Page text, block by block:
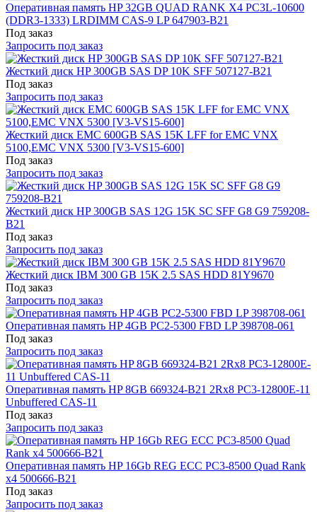
Оперативная память HP 32GB QUAD RANK X4 PC3L-10600
(DDR3-1333) LRDIMM CAS-9 LP 647903-B21
Под заказ
Запросить под заказ
Жесткий диск HP 300GB SAS DP 10K SFF 507127-B21
Под заказ
Запросить под заказ
Жесткий диск EMC 600GB SAS 15K LFF for EMC VNX
5100,EMC VNX 5300 [V3-VS15-600]
Под заказ
Запросить под заказ
Жесткий диск HP 300GB SAS 12G 15K SC SFF G8 G9 759208-
B21
Под заказ
Запросить под заказ
Жесткий диск IBM 300 GB 15K 2.5 SAS HDD 81Y9670
Под заказ
Запросить под заказ
Оперативная память HP 4GB PC2-5300 FBD LP 398708-061
Под заказ
Запросить под заказ
Оперативная память HP 8GB 669324-B21 2Rx8 PC3-12800E-11
Unbuffered CAS-11
Под заказ
Запросить под заказ
Оперативная память HP 16Gb REG ECC PC3-8500 Quad Rank
x4 500666-B21
Под заказ
Запросить под заказ